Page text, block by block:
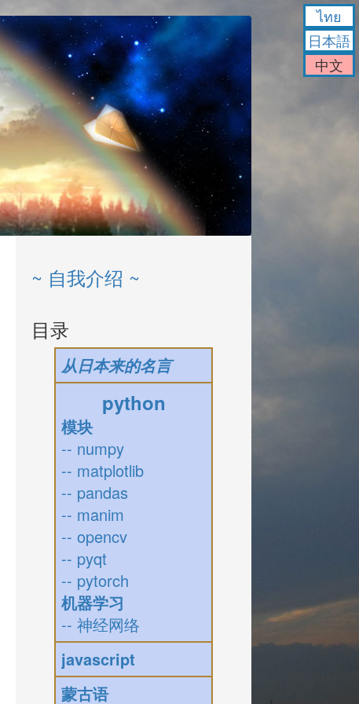
~ 自我介绍 ~
目录
从日本来的名言
python
模块
-- numpy
-- matplotlib
-- pandas
-- manim
-- opencv
-- pyqt
-- pytorch
机器学习
-- 神经网络
javascript
蒙古语
ไทย
日本語
中文